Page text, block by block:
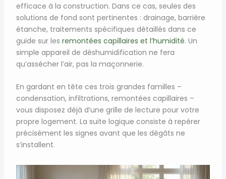
efficace à la construction. Dans ce cas, seules des
solutions de fond sont pertinentes : drainage, barrière
étanche, traitements spécifiques détaillés dans ce
guide sur les remontées capillaires et l’humidité. Un
simple appareil de déshumidification ne fera
qu’assécher l’air, pas la maçonnerie.
En gardant en tête ces trois grandes familles –
condensation, infiltrations, remontées capillaires –
vous disposez déjà d’une grille de lecture pour votre
propre logement. La suite logique consiste à repérer
précisément les signes avant que les dégâts ne
s’installent.